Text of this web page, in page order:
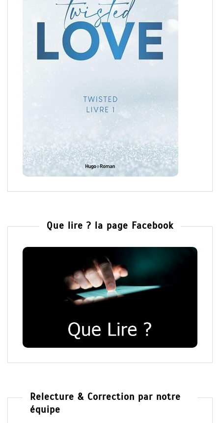
Que lire ? la page Facebook
Relecture & Correction par notre
équipe